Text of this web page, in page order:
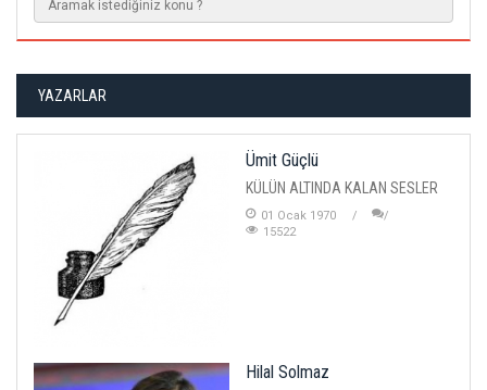
YAZARLAR
Ümit Güçlü
KÜLÜN ALTINDA KALAN SESLER
01 Ocak 1970
15522
Hilal Solmaz